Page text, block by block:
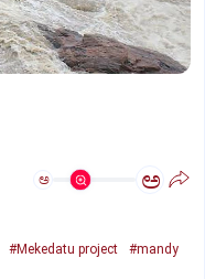
ಅ ಅ
#Mekedatu project
#mandy